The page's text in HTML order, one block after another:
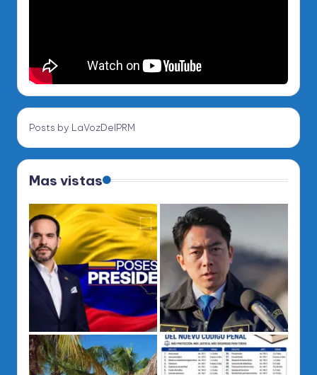
Posts by LaVozDelPRM
Mas vistas